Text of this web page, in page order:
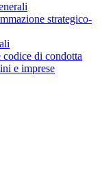
strategico-
di condotta
e imprese